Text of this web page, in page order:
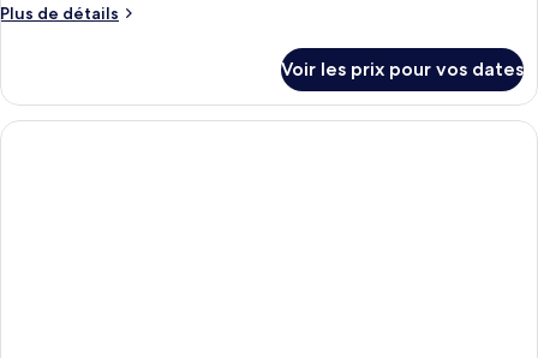
Plus de détails
Plus
le
type
de
Voir les prix pour vos dates